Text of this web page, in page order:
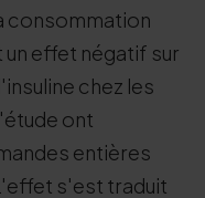
consommation
un effet négatif sur
chez les
ont
entières
s'est traduit